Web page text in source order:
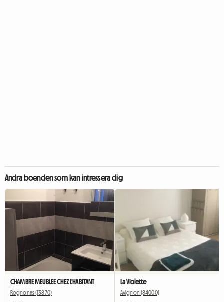
Andra boenden som kan intressera dig
CHAMBRE MEUBLEE CHEZ L'HABITANT
Rognonas (13870)
La Violette
Avignon (84000)